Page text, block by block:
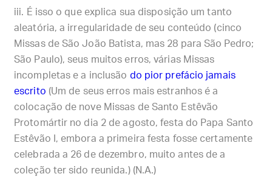
É isso o que explica sua disposição um tanto
aleatória, a irregularidade de seu conteúdo (cinco
Missas de São João Batista, mas 28 para São Pedro;
São Paulo), seus muitos erros, várias Missas
incompletas e a inclusão do pior prefácio jamais
escrito (Um de seus erros mais estranhos é a
colocação de nove Missas de Santo Estêvão
Protomártir no dia 2 de agosto, festa do Papa Santo
Estêvão I, embora a primeira festa fosse certamente
celebrada a 26 de dezembro, muito antes de a
coleção ter sido reunida.) (N.A.)